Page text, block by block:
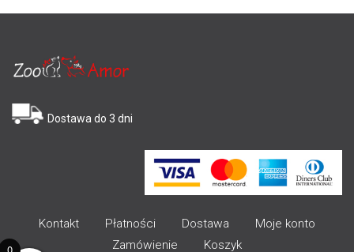
Dostawa do 3 dni
Kontakt Płatności Dostawa
Moje konto
Zamówienie
Koszyk